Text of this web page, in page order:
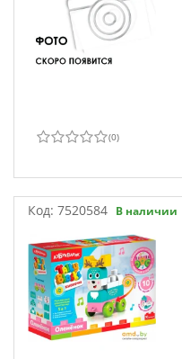
(0)
Код: 7520584 В наличии